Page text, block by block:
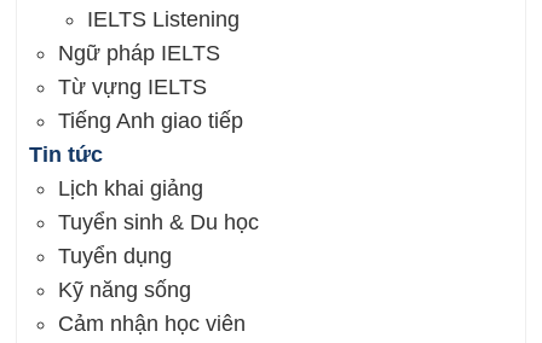
IELTS Listening
Ngữ pháp IELTS
Từ vựng IELTS
Tiếng Anh giao tiếp
Tin tức
Lịch khai giảng
Tuyển sinh & Du học
Tuyển dụng
Kỹ năng sống
Cảm nhận học viên